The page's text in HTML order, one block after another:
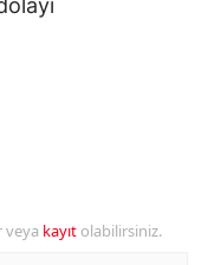
veya kayıt olabilirsiniz.